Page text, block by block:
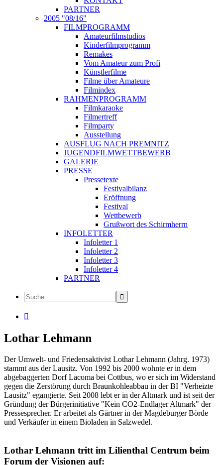
PARTNER
2005 "08/16"
FILMPROGRAMM
Amateurfilmstudios
Kinderfilmprogramm
Remakes
Vom Amateur zum Profi
Künstlerfilme
Filme über Amateure
Filmindex
RAHMENPROGRAMM
Filmkaraoke
Filmertreff
Filmparty
Ausstellung
AUSFLUG NACH PREMNITZ
JUGENDFILMWETTBEWERB
GALERIE
PRESSE
Pressetexte
Festivalbilanz
Eröffnung
Festival
Wettbewerb
Grußwort des Schirmherrn
INFOLETTER
Infoletter 1
Infoletter 2
Infoletter 3
Infoletter 4
PARTNER

Lothar Lehmann
Der Umwelt- und Friedensaktivist Lothar Lehmann (Jahrg. 1973)
stammt aus der Lausitz. Von 1992 bis 2000 wohnte er in dem
abgebaggerten Dorf Lacoma bei Cottbus, wo er sich im Widerstand
gegen die Zerstörung durch Braunkohleabbau in der BI "Verheizte
Lausitz" egangierte. Seit 2008 lebt er in der Altmark und ist seit der
Gründung der Bürgerinitiative "Kein CO2-Endlager Altmark" der
Pressesprecher. Er arbeitet als Gärtner in der Magdeburger Börde
und Verkäufer in einem Bioladen in Salzwedel.
Lothar Lehmann tritt im Lilienthal Centrum beim
Forum der Visionen auf: